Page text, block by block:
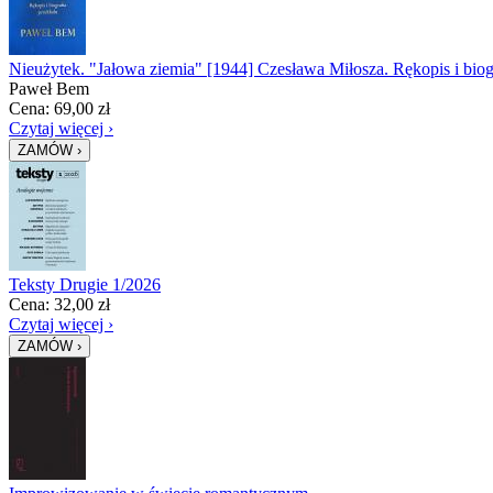
Nieużytek. "Jałowa ziemia" [1944] Czesława Miłosza. Rękopis i
Paweł Bem
Cena: 69,00 zł
Czytaj więcej ›
Teksty Drugie 1/2026
Cena: 32,00 zł
Czytaj więcej ›